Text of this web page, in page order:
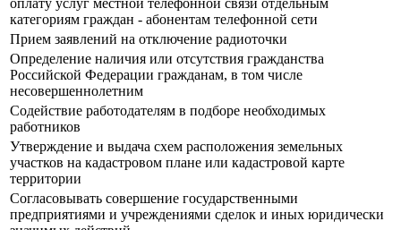
оплату услуг местной телефонной связи отдельным
категориям граждан - абонентам телефонной сети
Прием заявлений на отключение радиоточки
Определение наличия или отсутствия гражданства
Российской Федерации гражданам, в том числе
несовершеннолетним
Содействие работодателям в подборе необходимых
работников
Утверждение и выдача схем расположения земельных
участков на кадастровом плане или кадастровой карте
территории
Согласовывать совершение государственными
предприятиями и учреждениями сделок и иных юридически